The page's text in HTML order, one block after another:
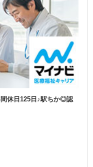
間休日125日♪駅ちか◎認